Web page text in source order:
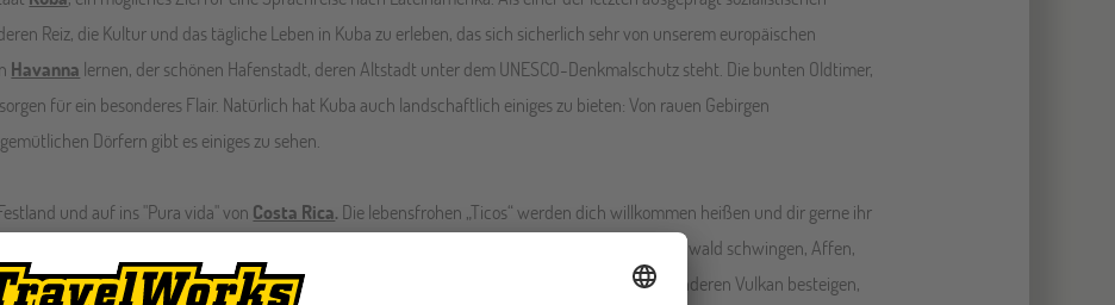
Reiz, die Kultur und das tägliche Leben in Kuba zu erleben, das sich sicherlich sehr von unserem europäischen
Havanna lernen, der schönen Hafenstadt, deren Altstadt unter dem UNESCO-Denkmalschutz steht. Die bunten Oldtimer,
für ein besonderes Flair. Natürlich hat Kuba auch landschaftlich einiges zu bieten: Von rauen Gebirgen
Dörfern gibt es einiges zu sehen.
und auf ins "Pura vida" von Costa Rica. Die lebensfrohen „Ticos“ werden dich willkommen heißen und dir gerne ihr
kannst du die relaxte Atmosphäre an der Karibikküste genießen, dich am Seil durch den Regenwald schwingen, Affen,
und die Wellen auf dem Surfbrett an der Pazifikküste testen. Vielleicht noch den ein oder anderen Vulkan besteigen,